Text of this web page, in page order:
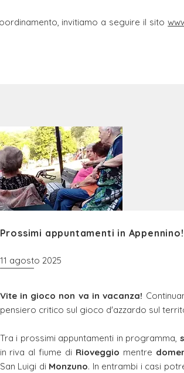
invitiamo a seguire il sito
Prossimi appuntamenti in Appennino!
11 agosto 2025
Vite in gioco non va in vacanza!
pensiero critico sul gioco d'azzardo sul
Tra i prossimi appuntamenti in programma,
in riva al fiume di Rioveggio mentre
San Luigi di Monzuno. In entrambi i casi